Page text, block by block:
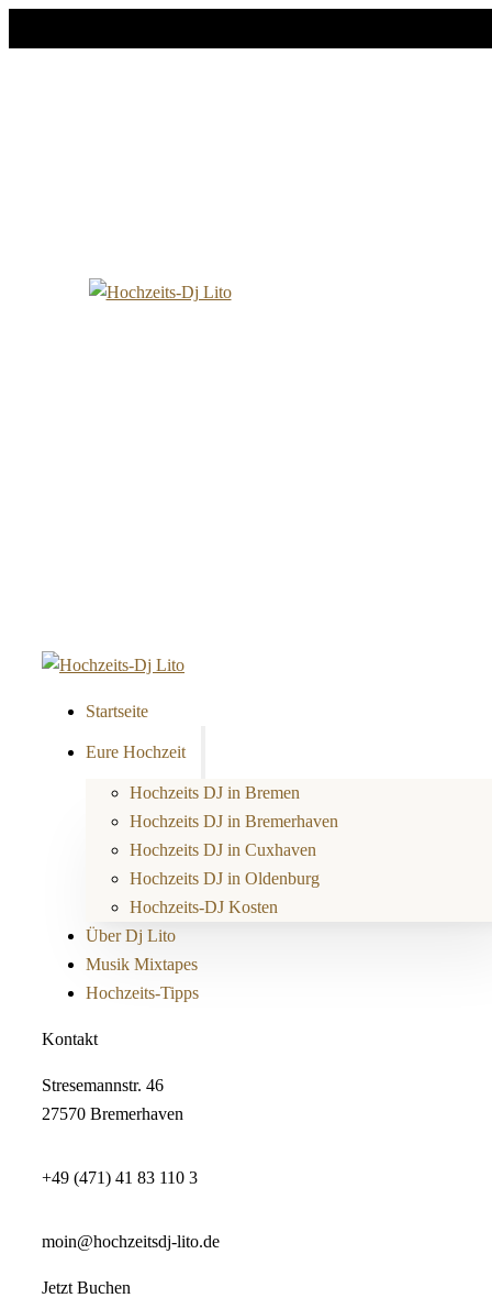
Startseite
Eure Hochzeit
Hochzeits DJ in Bremen
Hochzeits DJ in Bremerhaven
Hochzeits DJ in Cuxhaven
Hochzeits DJ in Oldenburg
Hochzeits-DJ Kosten
Über Dj Lito
Musik Mixtapes
Hochzeits-Tipps
Kontakt
Stresemannstr. 46
27570 Bremerhaven
+49 (471) 41 83 110 3
moin@hochzeitsdj-lito.de
Jetzt Buchen